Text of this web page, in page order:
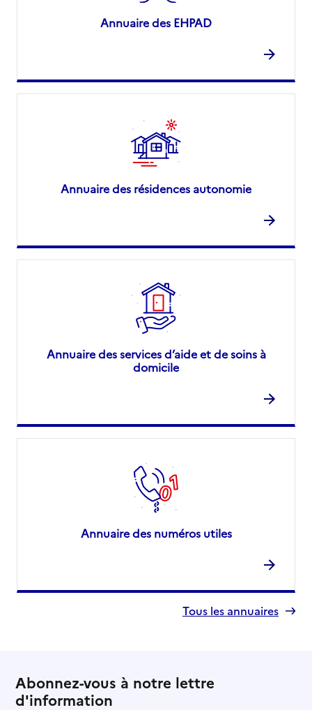
Annuaire des EHPAD
Annuaire des résidences autonomie
Annuaire des services d’aide et de soins à
domicile
Annuaire des numéros utiles
Tous les annuaires
Abonnez-vous à notre lettre
d'information